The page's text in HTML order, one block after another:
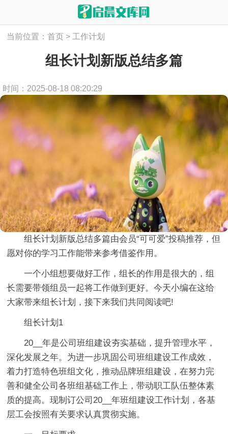
当前位置：首页 > 工作计划
组长计划新版总结多篇
时间：2025-08-18 08:20:29
组长计划新版总结多篇由会员“可可爱”投稿推荐，但
愿对你的学习工作能带来参考借鉴作用。
一个小组想要做好工作，组长的作用是很大的，组
长需要带领组员一起将工作做到更好。今天小编在这给
大家带来组长计划，接下来我们共同阅读吧!
组长计划1
20__年是公司班组建设夯实基础，提升管理水平，
深化发展之年。为进一步巩固公司班组建设工作成效，
着力打造特色班组文化，推动品牌班组建设，在努力完
善和健全公司各班组基础工作上，带动职工队伍整体素
质的提高。现制订公司20__年班组建设工作计划，各基
层工会按照有关要求认真贯彻实施。